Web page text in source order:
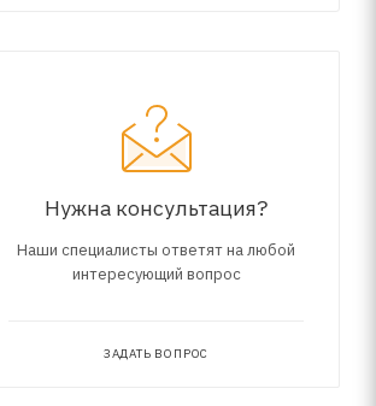
Нужна консультация?
Наши специалисты ответят на любой
интересующий вопрос
ЗАДАТЬ ВОПРОС